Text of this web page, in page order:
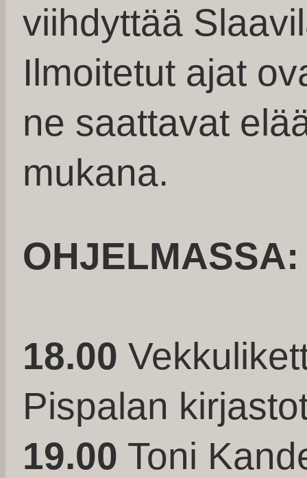
viihdyttää
Ilmoitetut ajat
ne saattavat
mukana.
OHJELMASSA:
18.00
Pispalan
19.00 Toni